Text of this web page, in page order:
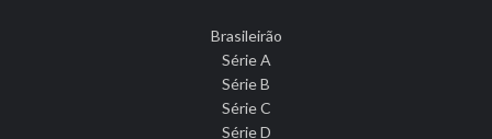
Brasileirão
Série A
Série B
Série C
Série D